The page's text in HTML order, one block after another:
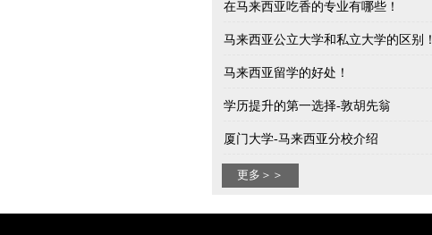
在马来西亚吃香的专业有哪些！
马来西亚公立大学和私立大学的区别！
马来西亚留学的好处！
学历提升的第一选择-敦胡先翁
厦门大学-马来西亚分校介绍
更多＞＞